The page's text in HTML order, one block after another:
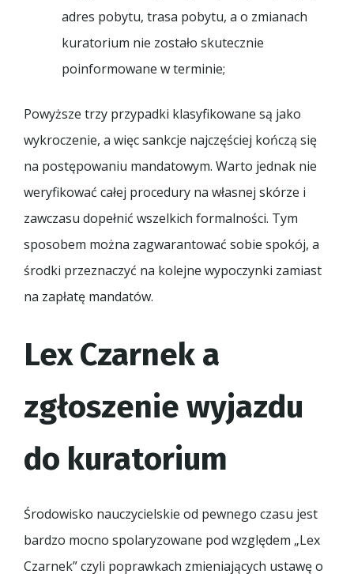
adres pobytu, trasa pobytu, a o zmianach
kuratorium nie zostało skutecznie
poinformowane w terminie;
Powyższe trzy przypadki klasyfikowane są jako
wykroczenie, a więc sankcje najczęściej kończą się
na postępowaniu mandatowym. Warto jednak nie
weryfikować całej procedury na własnej skórze i
zawczasu dopełnić wszelkich formalności. Tym
sposobem można zagwarantować sobie spokój, a
środki przeznaczyć na kolejne wypoczynki zamiast
na zapłatę mandatów.
Lex Czarnek a
zgłoszenie wyjazdu
do kuratorium
Środowisko nauczycielskie od pewnego czasu jest
bardzo mocno spolaryzowane pod względem „Lex
Czarnek” czyli poprawkach zmieniających ustawę o